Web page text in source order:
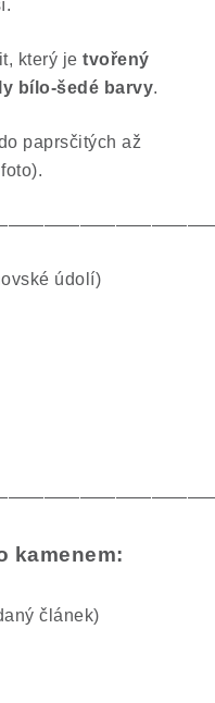
který je tvořený
bílo-šedé barvy.
paprsčitých až
údolí)
kamenem:
článek)